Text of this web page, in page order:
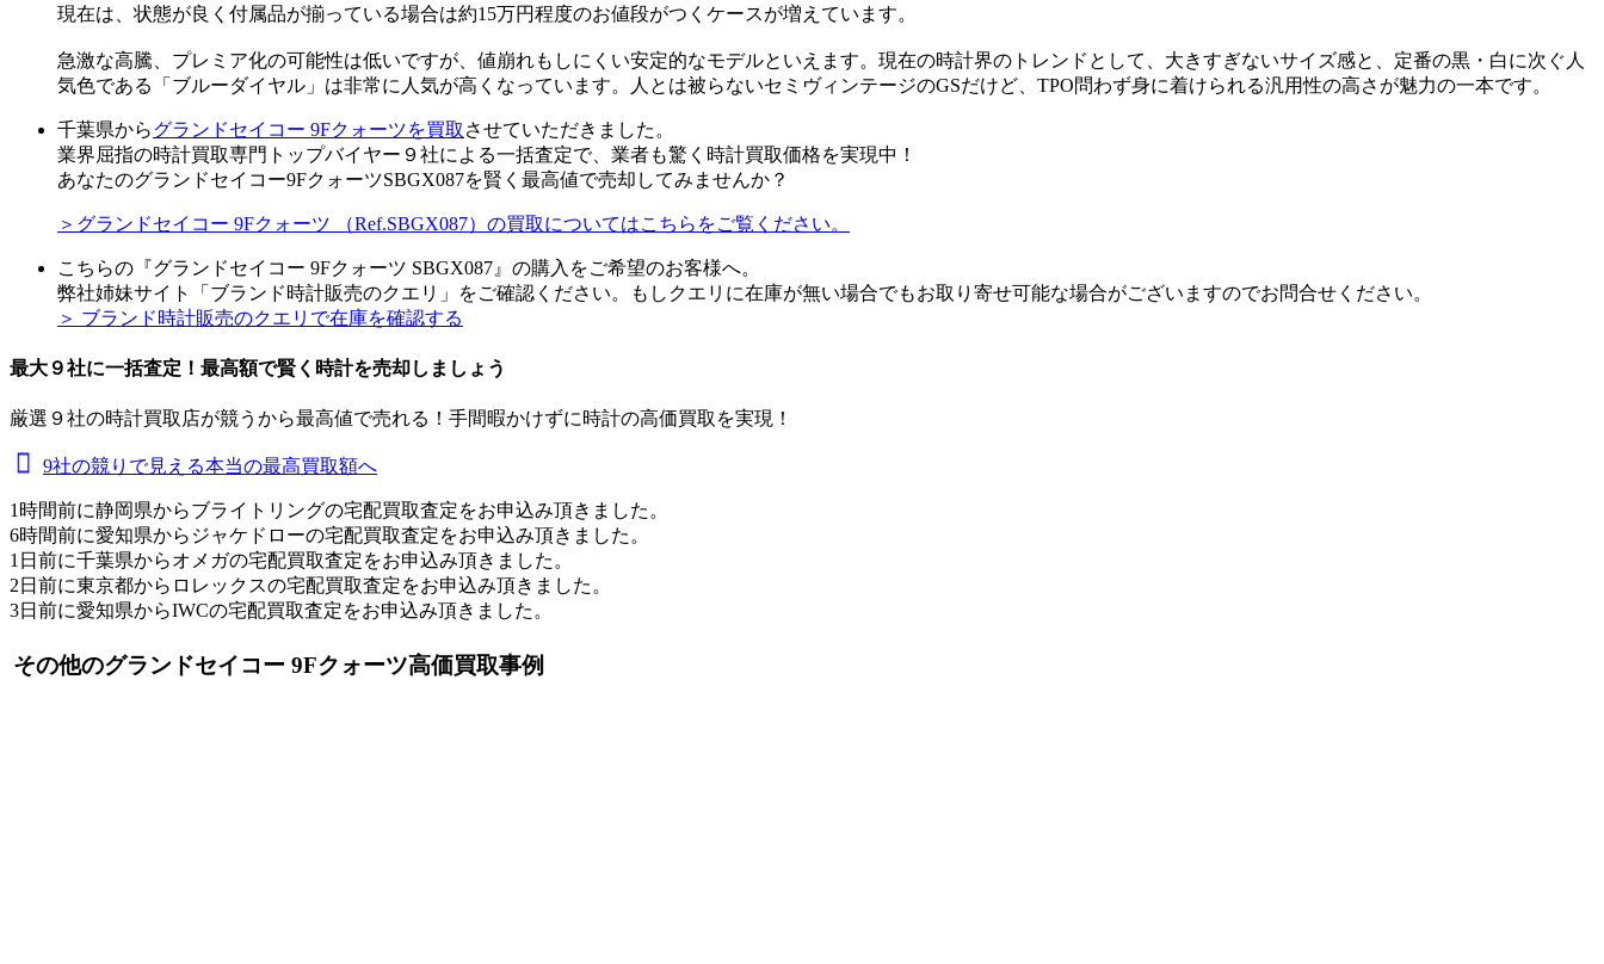
現在は、状態が良く付属品が揃っている場合は約15万円程度のお値段がつくケースが増えています。
急激な高騰、プレミア化の可能性は低いですが、値崩れもしにくい安定的なモデルといえます。現在の時計界のトレンドとして、大きすぎないサイズ感と、定番の黒・白に次ぐ人
気色である「ブルーダイヤル」は非常に人気が高くなっています。人とは被らないセミヴィンテージのGSだけど、TPO問わず身に着けられる汎用性の高さが魅力の一本です。
千葉県からグランドセイコー 9Fクォーツを買取 させていただきました。
業界屈指の時計買取専門トップバイヤー９社による一括査定で、業者も驚く時計買取価格を実現中！
あなたのグランドセイコー9FクォーツSBGX087を賢く最高値で売却してみませんか？
＞グランドセイコー 9Fクォーツ （Ref.SBGX087）の買取についてはこちらをご覧ください。
こちらの『グランドセイコー 9Fクォーツ SBGX087』の購入をご希望のお客様へ。
弊社姉妹サイト「ブランド時計販売のクエリ」をご確認ください。もしクエリに在庫が無い場合でもお取り寄せ可能な場合がございますのでお問合せください。
＞ ブランド時計販売のクエリで在庫を確認する
最大９社に一括査定！ 最高額で賢く時計を売却しましょう
厳選９社の時計買取店が競うから最高値で売れる！手間暇かけずに時計の高価買取を実現！
9社の競りで見える本当の最高買取額へ
1時間前に静岡県からブライトリングの宅配買取査定をお申込み頂きました。
6時間前に愛知県からジャケドローの宅配買取査定をお申込み頂きました。
1日前に千葉県からオメガの宅配買取査定をお申込み頂きました。
2日前に東京都からロレックスの宅配買取査定をお申込み頂きました。
3日前に愛知県からIWCの宅配買取査定をお申込み頂きました。
その他のグランドセイコー 9Fクォーツ高価買取事例